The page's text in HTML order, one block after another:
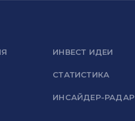
ИНВЕСТ ИДЕИ
СТАТИСТИКА
ИНСАЙДЕР-РАДАР